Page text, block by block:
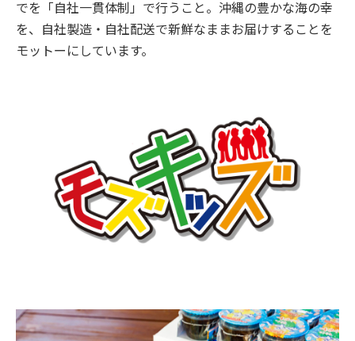
でを「自社一貫体制」で行うこと。沖縄の豊かな海の幸
を、自社製造・自社配送で新鮮なままお届けすることを
モットーにしています。